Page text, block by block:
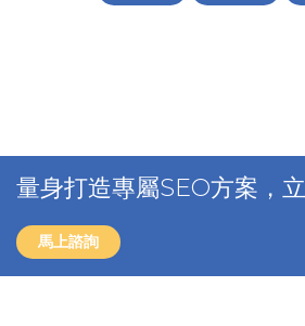
量身打造專屬SEO方案，
馬上諮詢